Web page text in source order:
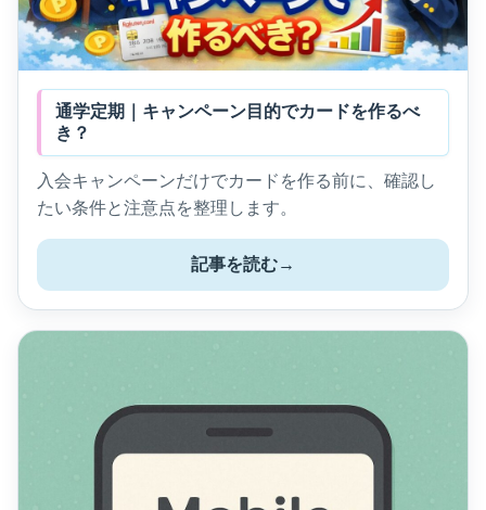
通学定期｜キャンペーン目的でカードを作るべ
き？
入会キャンペーンだけでカードを作る前に、確認し
たい条件と注意点を整理します。
記事を読む→